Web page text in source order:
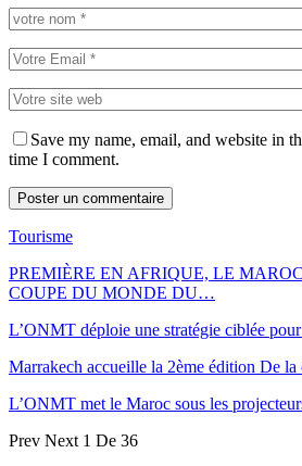
Save my name, email, and website in
time I comment.
Tourisme
PREMIÈRE EN AFRIQUE, LE
COUPE DU MONDE DU…
L’ONMT déploie une stratégie ciblée
Marrakech accueille la 2ème édition De
L’ONMT met le Maroc sous les
Prev Next 1 De 36